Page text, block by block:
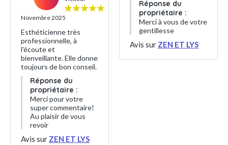
Novembre 2025
Esthéticienne très
professionnelle, à
l'écoute et
bienveillante. Elle donne
toujours de bon conseil.
Réponse du
propriétaire :
Merci pour votre
super commentaire!
Au plaisir de vous
revoir
Avis sur ZEN ET LYS
Réponse du
propriétaire :
Merci à vous de votre
gentillesse
Avis sur ZEN ET LYS